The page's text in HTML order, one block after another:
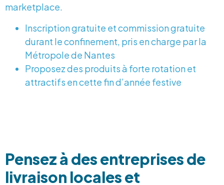
marketplace.
Inscription gratuite et commission gratuite
durant le confinement, pris en charge par la
Métropole de Nantes
Proposez des produits à forte rotation et
attractifs en cette fin d’année festive
Pensez à des entreprises de
livraison locales et